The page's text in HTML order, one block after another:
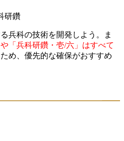
研鑽
兵科の技術を開発しよう。ま
「兵科研鑽・壱/六」はすべて
ため、優先的な確保がおすすめ